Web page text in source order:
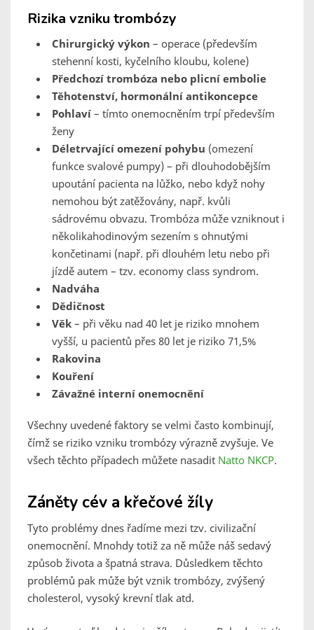
Rizika vzniku trombózy
Chirurgický výkon – operace (především
stehenní kosti, kyčelního kloubu, kolene)
Předchozí trombóza nebo plicní embolie
Těhotenství, hormonální antikoncepce
Pohlaví – tímto onemocněním trpí především
ženy
Déletrvající omezení pohybu (omezení
funkce svalové pumpy) – při dlouhodobějším
upoutání pacienta na lůžko, nebo když nohy
nemohou být zatěžovány, např. kvůli
sádrovému obvazu. Trombóza může vzniknout i
několikahodinovým sezením s ohnutými
končetinami (např. při dlouhém letu nebo při
jízdě autem – tzv. economy class syndrom.
Nadváha
Dědičnost
Věk – při věku nad 40 let je riziko mnohem
vyšší, u pacientů přes 80 let je riziko 71,5%
Rakovina
Kouření
Závažné interní onemocnění
Všechny uvedené faktory se velmi často kombinují,
čímž se riziko vzniku trombózy výrazně zvyšuje. Ve
všech těchto případech můžete nasadit Natto NKCP.
Záněty cév a křečové žíly
Tyto problémy dnes řadíme mezi tzv. civilizační
onemocnění. Mnohdy totiž za ně může náš sedavý
způsob života a špatná strava. Důsledkem těchto
problémů pak může být vznik trombózy, zvýšený
cholesterol, vysoký krevní tlak atd.